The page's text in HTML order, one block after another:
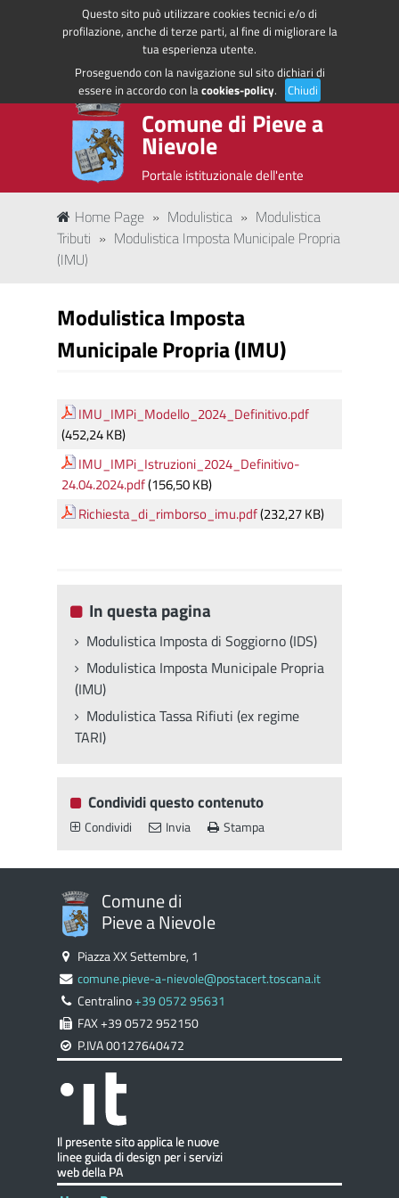
Questo sito può utilizzare cookies tecnici e/o di
profilazione, anche di terze parti, al fine di migliorare la
tua esperienza utente.
Proseguendo con la navigazione sul sito dichiari di
essere in accordo con lacookies-policy. Chiudi
Regione Toscana Accedi ai servizi
Comune di Pieve a
Nievole
Portale istituzionale dell'ente
Home Page » Modulistica » Modulistica
Tributi » Modulistica Imposta Municipale Propria
(IMU)
Modulistica Imposta
Municipale Propria (IMU)
IMU_IMPi_Modello_2024_Definitivo.pdf
(452,24 KB)
IMU_IMPi_Istruzioni_2024_Definitivo-
24.04.2024.pdf(156,50 KB)
Richiesta_di_rimborso_imu.pdf(232,27 KB)
In questa pagina
Modulistica Imposta di Soggiorno (IDS)
Modulistica Imposta Municipale Propria
(IMU)
Modulistica Tassa Rifiuti (ex regime
TARI)
Condividi questo contenuto
Condividi Invia Stampa
Comune di
Pieve a Nievole
Piazza XX Settembre, 1
comune.pieve-a-nievole@postacert.toscana.it
Centralino+39 0572 95631
FAX +39 0572 952150
P.IVA 00127640472